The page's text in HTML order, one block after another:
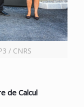
/ CNRS
de Calcul